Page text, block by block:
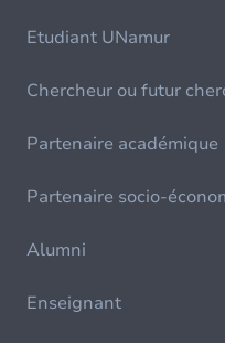
Etudiant UNamur
Chercheur ou futur
Partenaire académique
Partenaire socio-
Alumni
Enseignant